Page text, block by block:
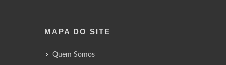
MAPA DO SITE
Quem Somos